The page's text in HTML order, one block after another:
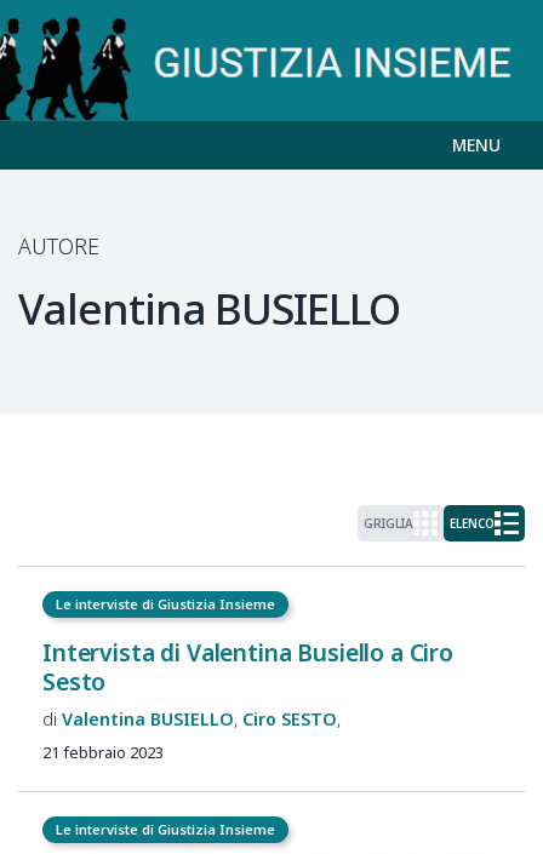
MENU
AUTORE
Valentina BUSIELLO
GRIGLIA ELENCO
Le interviste di Giustizia Insieme
Intervista di Valentina Busiello a Ciro
Sesto
Valentina BUSIELLO Ciro SESTO
21 febbraio 2023
Le interviste di Giustizia Insieme